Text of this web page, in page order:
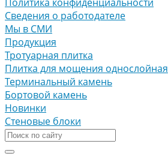
Сведения о работодателе
Мы в СМИ
Продукция
Тротуарная плитка
Плитка для мощения однослойная
Терминальный камень
Бортовой камень
Новинки
Стеновые блоки